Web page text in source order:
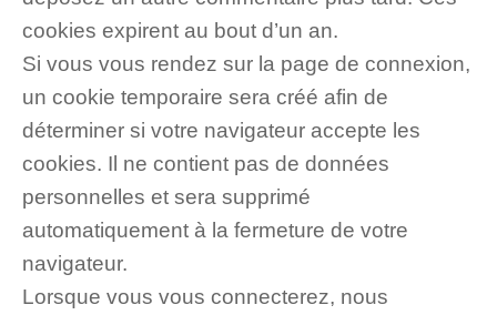
cookies expirent au bout d’un an.
Si vous vous rendez sur la page de connexion,
un cookie temporaire sera créé afin de
déterminer si votre navigateur accepte les
cookies. Il ne contient pas de données
personnelles et sera supprimé
automatiquement à la fermeture de votre
navigateur.
Lorsque vous vous connecterez, nous